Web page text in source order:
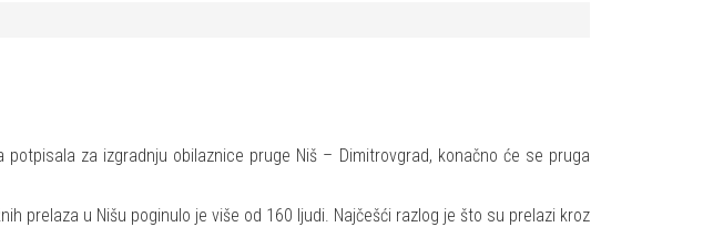
za izgradnju obilaznice pruge Niš – Dimitrovgrad, konačno će se pruga
prelaza u Nišu poginulo je više od 160 ljudi. Najčešći razlog je što su prelazi kroz